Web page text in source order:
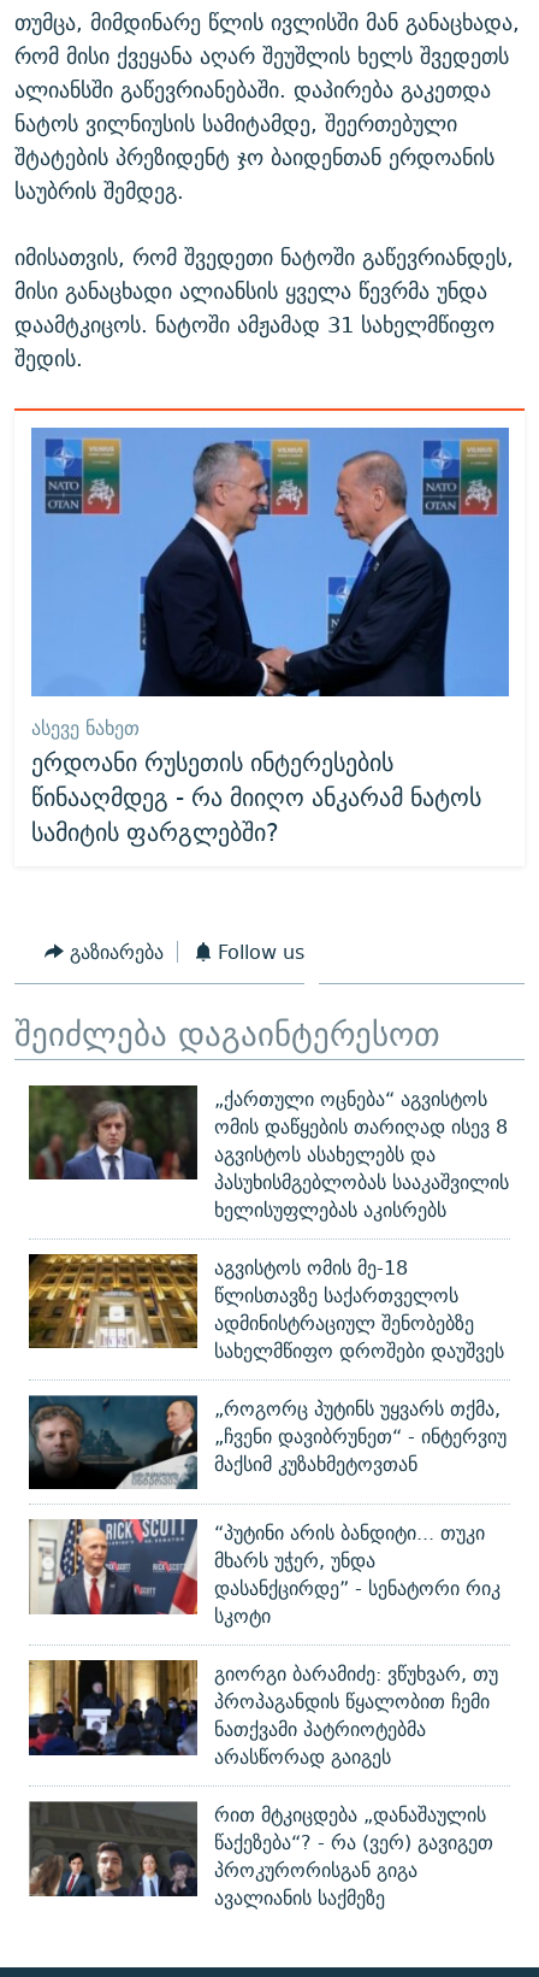
თუმცა, მიმდინარე წლის ივლისში მან განაცხადა,
რომ მისი ქვეყანა აღარ შეუშლის ხელს შვედეთს
ალიანსში გაწევრიანებაში. დაპირება გაკეთდა
ნატოს ვილნიუსის სამიტამდე, შეერთებული
შტატების პრეზიდენტ ჯო ბაიდენთან ერდოანის
საუბრის შემდეგ.
იმისათვის, რომ შვედეთი ნატოში გაწევრიანდეს,
მისი განაცხადი ალიანსის ყველა წევრმა უნდა
დაამტკიცოს. ნატოში ამჟამად 31 სახელმწიფო
შედის.
ᲐᲡᲔᲕᲔ ᲜᲐᲮᲔᲗ
ერდოანი რუსეთის ინტერესების
წინააღმდეგ - რა მიიღო ანკარამ ნატოს
სამიტის ფარგლებში?
გაზიარება Follow us
შეიძლება დაგაინტერესოთ
„ქართული ოცნება“ აგვისტოს
ომის დაწყების თარიღად ისევ 8
აგვისტოს ასახელებს და
პასუხისმგებლობას სააკაშვილის
ხელისუფლებას აკისრებს
აგვისტოს ომის მე-18
წლისთავზე საქართველოს
ადმინისტრაციულ შენობებზე
სახელმწიფო დროშები დაუშვეს
„როგორც პუტინს უყვარს თქმა,
„ჩვენი დავიბრუნეთ“ - ინტერვიუ
მაქსიმ კუზახმეტოვთან
“პუტინი არის ბანდიტი... თუკი
მხარს უჭერ, უნდა
დასანქცირდე” - სენატორი რიკ
სკოტი
გიორგი ბარამიძე: ვწუხვარ, თუ
პროპაგანდის წყალობით ჩემი
ნათქვამი პატრიოტებმა
არასწორად გაიგეს
რით მტკიცდება „დანაშაულის
წაქეზება“? - რა (ვერ) გავიგეთ
პროკურორისგან გიგა
ავალიანის საქმეზე